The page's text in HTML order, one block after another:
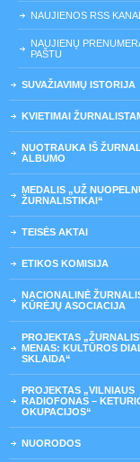
NAUJIENOS RSS
NAUJIENŲ
PAŠTU
SUVAŽIAVIMŲ ISTORIJA
KVIETIMAI
NUOTRAUKA IŠ
ALBUMO
MEDALIS „UŽ
ŽURNALISTIKAI“
TEISĖS AKTAI
ETIKOS KOMISIJA
NACIONALINĖ
KŪRĖJŲ ASOCIACIJA
PROJEKTAS
MENAS: KULTŪROS
SKLAIDA“
PROJEKTAS „VILNIAUS
RADIOFONAS –
OKUPACIJOS“
NUORODOS